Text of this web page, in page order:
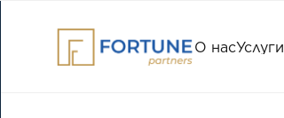
О насУслуги